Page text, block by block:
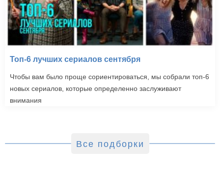
Топ-6 лучших сериалов сентября
Чтобы вам было проще сориентироваться, мы собрали топ-6
новых сериалов, которые определенно заслуживают
внимания
Все подборки